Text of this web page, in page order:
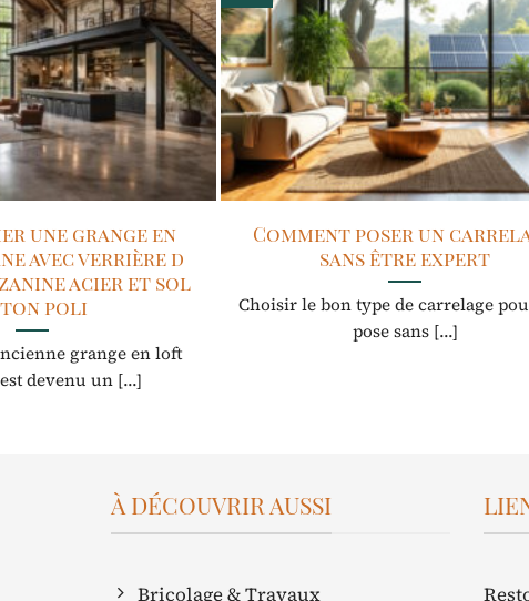
une grange en
avec verrière d
acier et sol
poli
grange en loft
devenu un [...]
Comment poser un
sans être expert
Choisir le bon type de carrelage
pose sans [...]
À DÉCOUVRIR AUSSI
Bricolage & Travaux